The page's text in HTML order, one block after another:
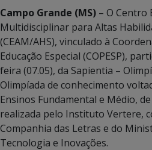
Campo Grande (MS) – O Centro
Multidisciplinar para Altas
(CEAM/AHS), vinculado à
Educação Especial (COPESP),
feira (07.05), da Sapientia –
Olimpíada de conhecimento
Ensinos Fundamental e Médio,
realizada pelo Instituto Vertere,
Companhia das Letras e do
Tecnologia e Inovações.